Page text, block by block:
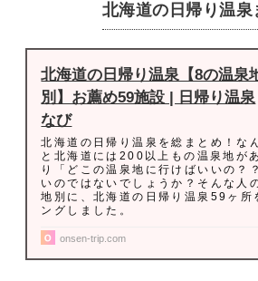
北海道の日帰り温泉
北海道の日帰り温泉【8の温泉
別】お薦め59施設 | 日帰り温泉
なび
北海道の日帰り温泉を総まとめ！な
と北海道には200以上もの温泉地があ
り「どこの温泉地に行けばいいの？
いのではないでしょうか？そんな人
地別に、北海道の日帰り温泉59ヶ所
ングしました。
onsen-trip.com